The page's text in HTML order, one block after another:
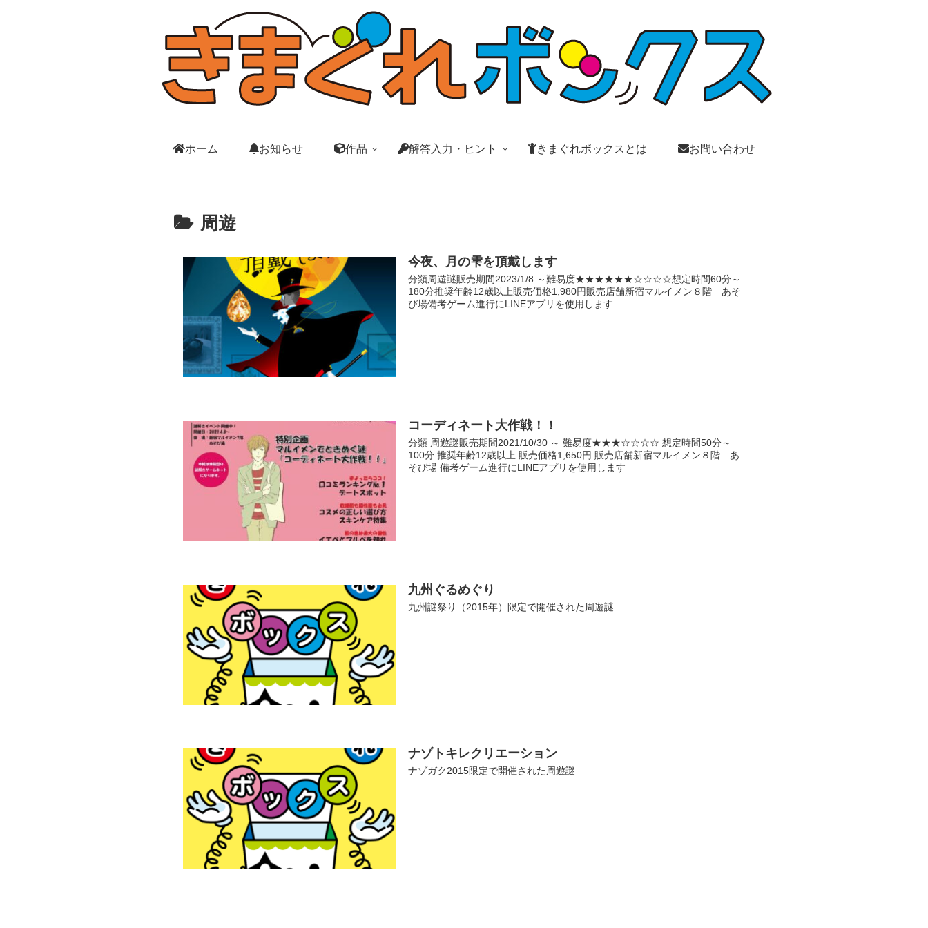
ホーム お知らせ 作品 解答入力・ヒント きまぐれボックスとは お問い合わせ
周遊
今夜、月の雫を頂戴します
分類周遊謎販売期間2023/1/8 ～難易度★★★★★★☆☆☆☆想定時間60分～
180分推奨年齢12歳以上販売価格1,980円販売店舗新宿マルイメン８階 あそ
び場備考ゲーム進行にLINEアプリを使用します
コーディネート大作戦！！
分類 周遊謎販売期間2021/10/30 ～ 難易度★★★☆☆☆☆ 想定時間50分～
100分 推奨年齢12歳以上 販売価格1,650円 販売店舗新宿マルイメン８階 あ
そび場 備考ゲーム進行にLINEアプリを使用します
九州ぐるめぐり
九州謎祭り（2015年）限定で開催された周遊謎
ナゾトキレクリエーション
ナゾガク2015限定で開催された周遊謎